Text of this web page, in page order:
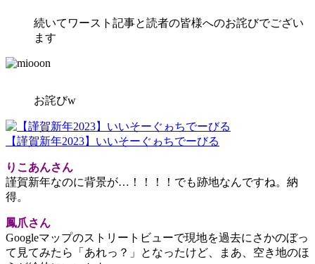
続いてワースト記事と読者の皆様へのお詫びでござい
ます
お詫びw
【謹賀新年2023】いいそーぐゎちでーびる
りこあんさん
謹賀新年なのに背景が…！！！！でも跡地なんですね。納
得。
鳳爪さん
Googleマップのストリートビューで現地を過去にさかのぼっ
て見てみたら「あれっ？」となったけど、まあ、空き地のほ